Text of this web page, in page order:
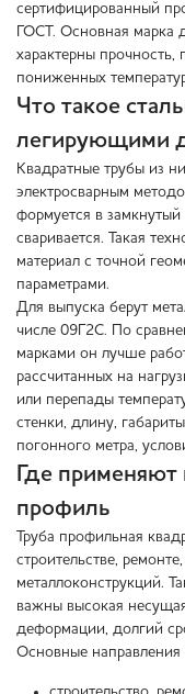
сертифицированный
ГОСТ. Основная
характерны прочность,
пониженных
Что такое
легирующими
Квадратные трубы из
электросварным
формуется в
сваривается. Такая
материал с точной
параметрами.
Для выпуска берут
числе 09Г2С. По
марками он лучше
рассчитанных на
или перепады
стенки, длину,
погонного метра,
Где
профиль
Труба профильная
строительстве,
металлоконструкций.
важны высокая
деформации, долгий
Основные направления